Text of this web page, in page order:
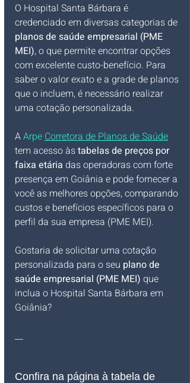
O Hospital Santa Bárbara é
credenciado em diversas categorias de
planos de saúde empresarial (PME
MEI), o que permite encontrar opções
com excelente custo-benefício. Para
saber o valor exato e a grade de planos
que o incluem, é necessário realizar
uma cotação personalizada.
A Arpe Corretora de Planos de Saúde
tem acesso às tabelas de preços por
faixa etária das operadoras com forte
presença em Goiânia e pode fornecer a
você as melhores opções, comparando
custos e benefícios específicos para o
perfil da sua empresa (PME MEI).
Gostaria de solicitar uma cotação
personalizada para o seu plano de
saúde empresarial (PME MEI) que
inclua o Hospital Santa Bárbara em
Goiânia?
__
Confira na página à tabela de